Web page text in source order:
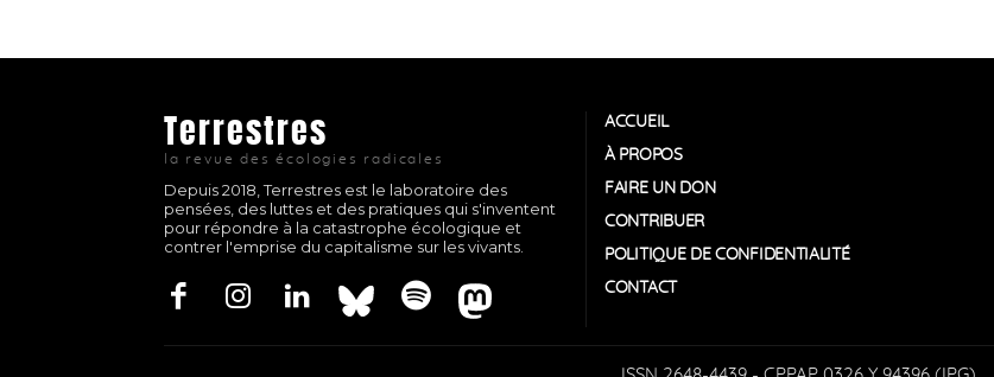
Terrestres
la revue des écologies radicales
Depuis 2018, Terrestres est le laboratoire des
pensées, des luttes et des pratiques qui s'inventent
pour répondre à la catastrophe écologique et
contrer l'emprise du capitalisme sur les vivants.
ACCUEIL
À PROPOS
FAIRE UN DON
CONTRIBUER
POLITIQUE DE CONFIDENTIALITÉ
CONTACT